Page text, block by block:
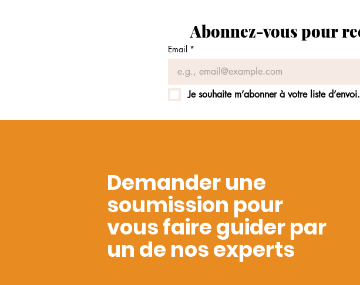
Abonnez-vous pour
Email *
Je souhaite m’abonner à votre liste d’envoi.
Demander une
soumission pour
vous faire guider par
un de nos experts